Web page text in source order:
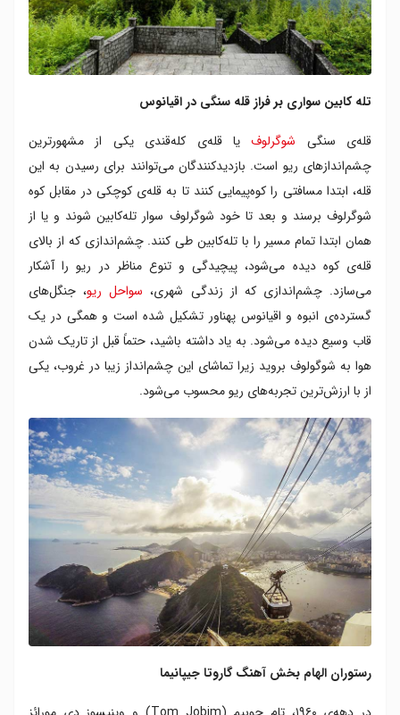
تله کابین سواری بر فراز قله سنگی در اقیانوس
قله‌ی سنگی شوگرلوفیا قله‌ی کله‌قندی یکی از مشهورترین
چشم‌اندازهای ریو است. بازدیدکنندگان می‌توانند برای رسیدن به این
قله، ابتدا مسافتی را کوه‌پیمایی کنند تا به قله‌ی کوچکی در مقابل کوه
شوگرلوف برسند و بعد تا خود شوگرلوف سوار تله‌کابین شوند و یا از
همان ابتدا تمام مسیر را با تله‌کابین طی کنند. چشم‌اندازی که از بالای
قله‌ی کوه دیده می‌شود، پیچیدگی و تنوع مناظر در ریو را آشکار
می‌سازد. چشم‌اندازی که از زندگی شهری، سواحل ریو، جنگل‌های
گسترده‌ی انبوه و اقیانوس پهناور تشکیل شده است و همگی در یک
قاب وسیع دیده می‌شود. به یاد داشته باشید، حتماً قبل از تاریک شدن
هوا به شوگولوف بروید زیرا تماشای این چشم‌انداز زیبا در غروب، یکی
از با ارزش‌ترین تجربه‌های ریو محسوب می‌شود.
رستوران الهام بخش آهنگ گاروتا جیپانیما